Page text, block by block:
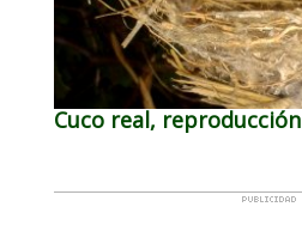
Cuco real, reproducción